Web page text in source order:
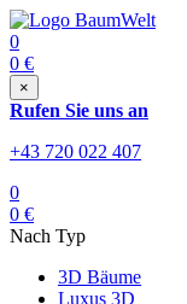
0
0 €
×
Rufen Sie uns an
+43 720 022 407
0
0 €
Nach Typ
3D Bäume
Luxus 3D